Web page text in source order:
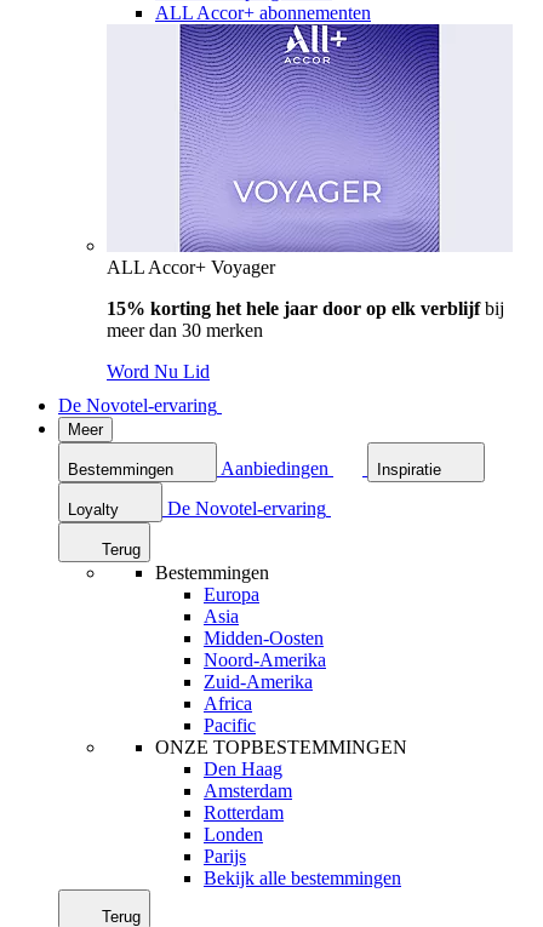
ALL Accor+ abonnementen
ALL Accor+ Voyager
15% korting het hele jaar door op elk verblijfbij
meer dan 30 merken
Word Nu Lid
De Novotel-ervaring
Meer
Bestemmingen Aanbiedingen Inspiratie
Loyalty De Novotel-ervaring
Terug
Bestemmingen
Europa
Asia
Midden-Oosten
Noord-Amerika
Zuid-Amerika
Africa
Pacific
ONZE TOPBESTEMMINGEN
Den Haag
Amsterdam
Rotterdam
Londen
Parijs
Bekijk alle bestemmingen
Terug